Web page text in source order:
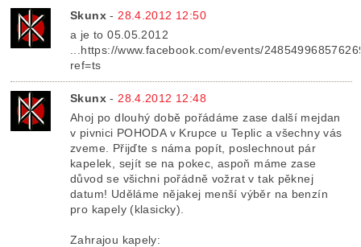
Skunx - 28.4.2012 12:50
a je to 05.05.2012
...https://www.facebook.com/events/
ref=ts
Skunx - 28.4.2012 12:48
Ahoj po dlouhý době pořádáme zase další mejdan
v pivnici POHODA v Krupce u Teplic a všechny vás
zveme. Přijďte s náma popít, poslechnout pár
kapelek, sejít se na pokec, aspoň máme zase
důvod se všichni pořádně vožrat v tak pěknej
datum! Uděláme nějakej menší výběr na benzín
pro kapely (klasicky).
Zahrajou kapely: